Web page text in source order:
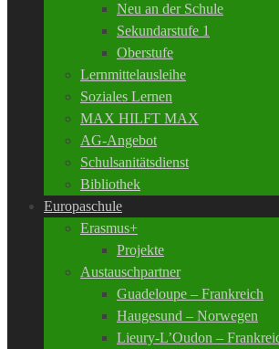
Neu an der Schule
Sekundarstufe 1
Oberstufe
Lernmittelausleihe
Soziales Lernen
MAX HILFT MAX
AG-Angebot
Schulsanitätsdienst
Bibliothek
Europaschule
Erasmus+
Projekte
Austauschpartner
Guadeloupe – Frankreich
Haugesund – Norwegen
Lieury-L’Oudon –